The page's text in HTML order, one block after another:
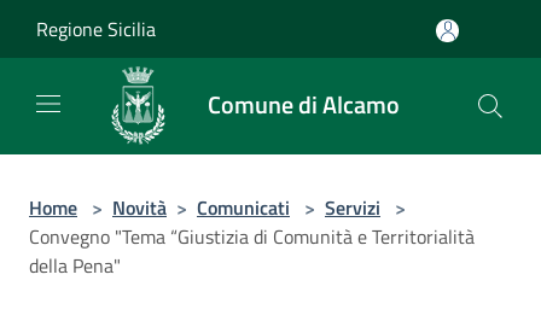
Regione Sicilia
Comune di Alcamo
Home > Novità > Comunicati > Servizi >
Convegno "Tema “Giustizia di Comunità e Territorialità
della Pena"